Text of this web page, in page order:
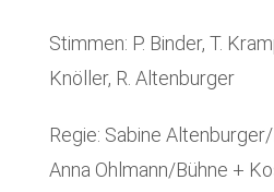
Stimmen: P. Binder, T.
Knöller, R. Altenburger
Regie: Sabine
Anna Ohlmann/Bühne +